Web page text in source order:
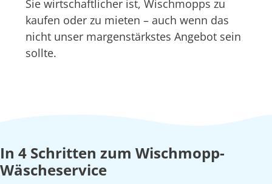
Sie wirtschaftlicher ist, Wischmopps zu
kaufen oder zu mieten – auch wenn das
nicht unser margenstärkstes Angebot sein
sollte.
In 4 Schritten zum Wischmopp-
Wäscheservice